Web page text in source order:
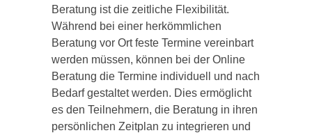
Beratung ist die zeitliche Flexibilität.
Während bei einer herkömmlichen
Beratung vor Ort feste Termine vereinbart
werden müssen, können bei der Online
Beratung die Termine individuell und nach
Bedarf gestaltet werden. Dies ermöglicht
es den Teilnehmern, die Beratung in ihren
persönlichen Zeitplan zu integrieren und